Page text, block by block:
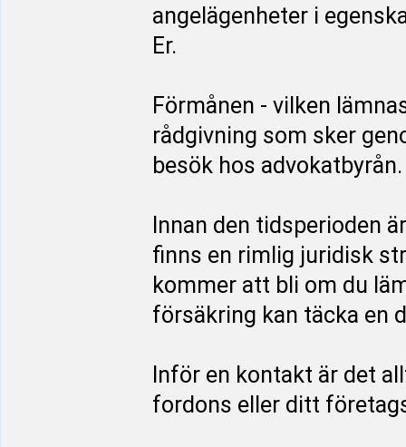
angelägenheter i
Er.
Förmånen - vilken
rådgivning som sker
besök hos advokatbyrån.
Innan den tidsperioden
finns en rimlig juridisk
kommer att bli om du
försäkring kan täcka en
Inför en kontakt är det
fordons eller ditt